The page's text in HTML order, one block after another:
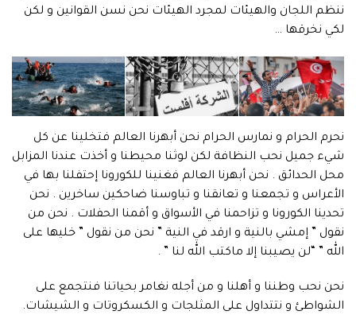
ننظم اللجان والهيئات لمجرد الهيئات نحن نسن القوانين و لكن
لكي نخرقها …
نحرم الحرام و نمارس الحرام نحن أبهرنا العالم فتخلينا عن كل
شيء جميل نحب النظافة لكن لوثنا محيطنا و أخذت عندنا المزابل
محل الحدائق . نحن أبهرنا العالم فغنينا للكورونا إحتفلنا بها في
الأعراس و تجمعنا و تعانقنا و تباوسنا ضاحكين ساخرين . نحن
تحدينا الكورونا و تزاحمنا في الأسواق و أقمنا الحفلات . نحن من
نقول ” إمشي بالنية و ارقد في النية ” نحن من نقول ” خليها على
الله ” “لن يصيبنا إلا ماكتب الله لنا ” .
نحن نحب وطننا و أهلنا و من أجله نغامر بحياتنا فنتجمع على
الشواطئ و نتتداول على المثلجات و الكسكروتات و الشيشات.